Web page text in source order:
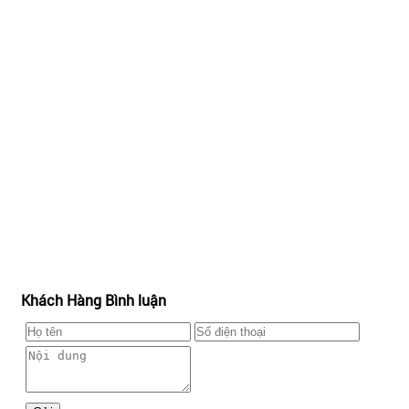
Khách Hàng Bình luận